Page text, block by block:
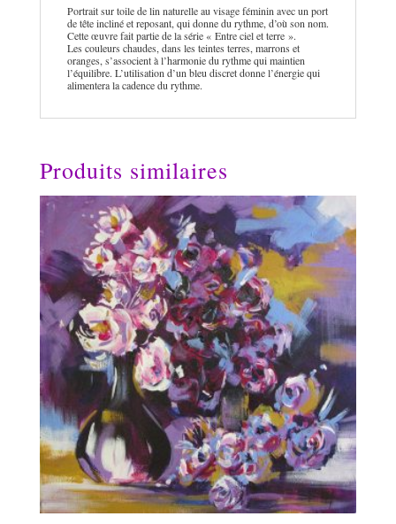
Portrait sur toile de lin naturelle au visage féminin avec un port
de tête incliné et reposant, qui donne du rythme, d’où son nom.
Cette œuvre fait partie de la série « Entre ciel et terre ».
Les couleurs chaudes, dans les teintes terres, marrons et
oranges, s’associent à l’harmonie du rythme qui maintien
l’équilibre. L’utilisation d’un bleu discret donne l’énergie qui
alimentera la cadence du rythme.
Produits similaires